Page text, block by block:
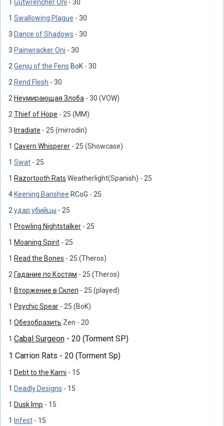
1 Gutwrencher Oni - 30
1 Swallowing Plague - 30
3 Dance of Shadows - 30
3 Painwracker Oni - 30
2Genju of the Fens BoK - 30
2 Rend Flesh - 30
2 Неумирающая Злоба - 30 (VOW)
2Thief of Hope - 25 (MM)
3 Irradiate - 25 (mirrodin)
1 Cavern Whisperer - 25 (Showcase)
1 Swat - 25
1 Razortooth Rats Weatherlight(Spanish) - 25
4 Keening Banshee RCoG - 25
2удар убийцы - 25
1 Prowling Nightstalker - 25
1 Moaning Spirit - 25
1 Read the Bones - 25 (Theros)
2 Гадание по Костям - 25 (Theros)
1 Вторжение в Склеп - 25 (played)
1 Psychic Spear - 25 (BoK)
1 Обезобразить Zen - 20
1 Cabal Surgeon - 20 (Torment SP)
1 Carrion Rats - 20 (Torment Sp)
1 Debt to the Kami - 15
1 Deadly Designs - 15
1 Dusk Imp - 15
1 Infest - 15